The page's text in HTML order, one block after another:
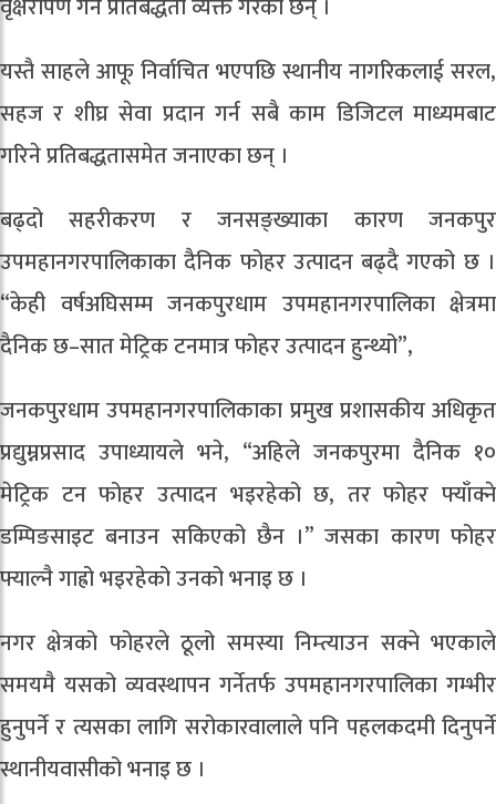
वृक्षरोपण गर्ने प्रतिबद्धता व्यक्त गरेका छन् ।
यस्तै साहले आफू निर्वाचित भएपछि स्थानीय नागरिकलाई सरल,
सहज र शीघ्र सेवा प्रदान गर्न सबै काम डिजिटल माध्यमबाट
गरिने प्रतिबद्धतासमेत जनाएका छन् ।
बढ्दो सहरीकरण र जनसङ्ख्याका कारण जनकपुर
उपमहानगरपालिकाका दैनिक फोहर उत्पादन बढ्दै गएको छ ।
“केही वर्षअघिसम्म जनकपुरधाम उपमहानगरपालिका क्षेत्रमा
दैनिक छ–सात मेट्रिक टनमात्र फोहर उत्पादन हुन्थ्यो”,
जनकपुरधाम उपमहानगरपालिकाका प्रमुख प्रशासकीय अधिकृत
प्रद्युम्नप्रसाद उपाध्यायले भने, “अहिले जनकपुरमा दैनिक १०
मेट्रिक टन फोहर उत्पादन भइरहेको छ, तर फोहर फ्याँक्ने
डम्पिङसाइट बनाउन सकिएको छैन ।” जसका कारण फोहर
फ्याल्नै गाह्रो भइरहेको उनको भनाइ छ ।
नगर क्षेत्रको फोहरले ठूलो समस्या निम्त्याउन सक्ने भएकाले
समयमै यसको व्यवस्थापन गर्नेतर्फ उपमहानगरपालिका गम्भीर
हुनुपर्ने र त्यसका लागि सरोकारवालाले पनि पहलकदमी दिनुपर्ने
स्थानीयवासीको भनाइ छ ।